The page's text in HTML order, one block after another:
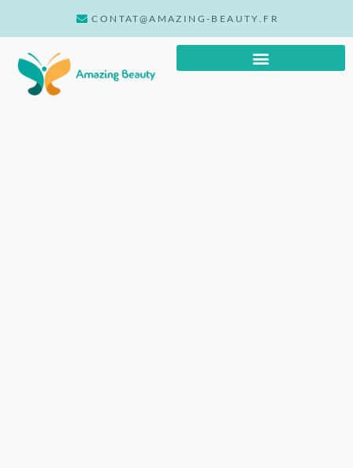
CONTAT@AMAZING-BEAUTY.FR